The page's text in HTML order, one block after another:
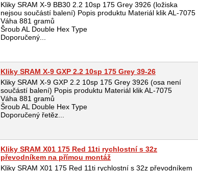
Kliky SRAM X-9 BB30 2.2 10sp 175 Grey 3926 (ložiska
nejsou součástí balení) Popis produktu Materiál klik AL-7075
Váha 881 gramů
Šroub AL Double Hex Type
Doporučený...
Kliky SRAM X-9 GXP 2.2 10sp 175 Grey 39-26
Kliky SRAM X-9 GXP 2.2 10sp 175 Grey 3926 (osa není
součástí balení) Popis produktu Materiál klik AL-7075
Váha 881 gramů
Šroub AL Double Hex Type
Doporučený řetěz...
Kliky SRAM X01 175 Red 11ti rychlostní s 32z
převodníkem na přímou montáž
Kliky SRAM X01 175 Red 11ti rychlostní s 32z převodníkem